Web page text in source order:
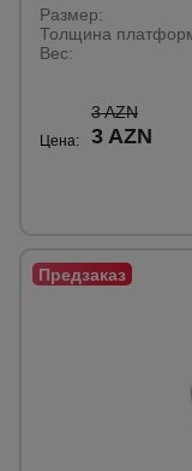
Размер:
Толщина
Вес:
Цена:
3 AZN
3 AZN